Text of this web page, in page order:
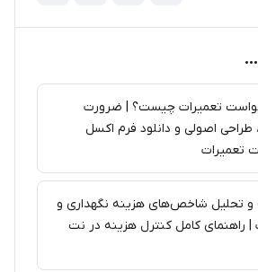
تعمیرات چیست؟ | ضرورت
طراحی اصولی و دانلود فرم اکسل
تعمیرات
و تحلیل شاخص‌های هزینه نگهداری و
| راهنمای کامل کنترل هزینه در نت